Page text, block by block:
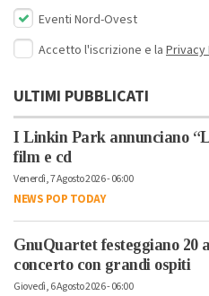
Eventi Nord-Ovest
Accetto l'iscrizione e la Privacy
ULTIMI PUBBLICATI
I Linkin Park annunciano
film e cd
Venerdì, 7 Agosto 2026 - 06:00
NEWS POP TODAY
GnuQuartet festeggiano
concerto con grandi ospiti
Giovedì, 6 Agosto 2026 - 06:00